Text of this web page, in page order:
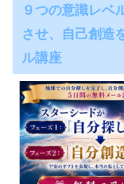
９つの意識レベ
させ、自己創造
ル講座